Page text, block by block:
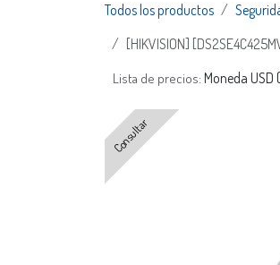
Todos los productos
[HIKVISION]
Lista de precios: Moneda USD
Consultar